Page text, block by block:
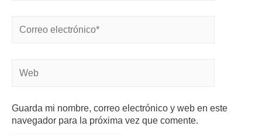
Guarda mi nombre, correo electrónico y web en este
navegador para la próxima vez que comente.